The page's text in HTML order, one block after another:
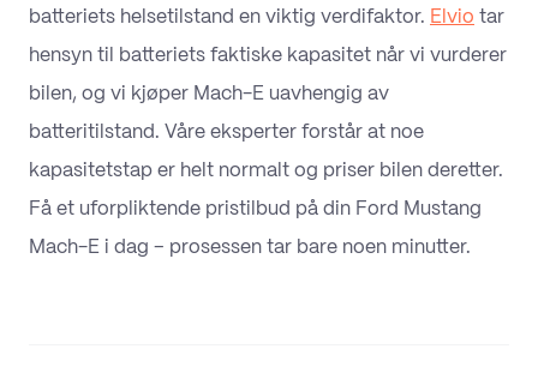
batteriets helsetilstand en viktig verdifaktor. Elvio tar
hensyn til batteriets faktiske kapasitet når vi vurderer
bilen, og vi kjøper Mach-E uavhengig av
batteritilstand. Våre eksperter forstår at noe
kapasitetstap er helt normalt og priser bilen deretter.
Få et uforpliktende pristilbud på din Ford Mustang
Mach-E i dag – prosessen tar bare noen minutter.